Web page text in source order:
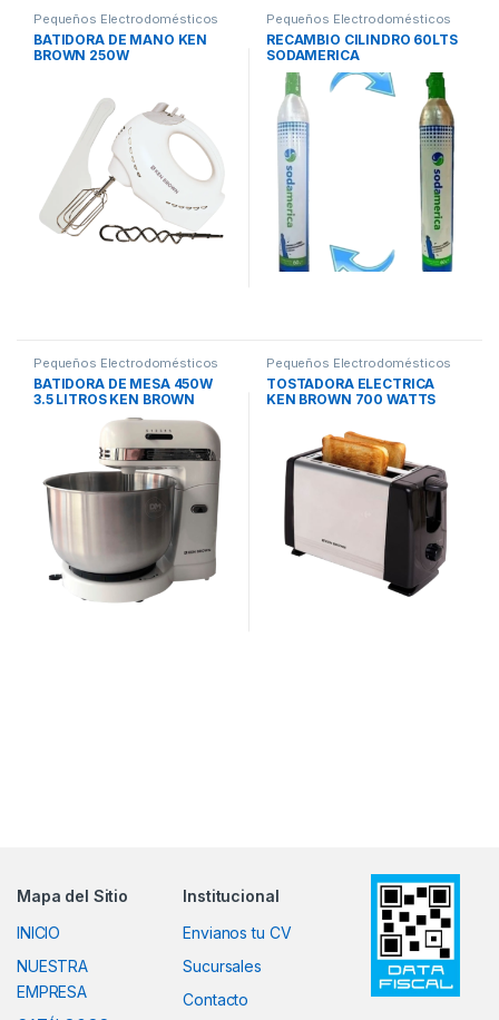
Pequeños Electrodomésticos
BATIDORA DE MANO KEN
BROWN 250W
Pequeños Electrodomésticos
RECAMBIO CILINDRO 60LTS
SODAMERICA
Pequeños Electrodomésticos
BATIDORA DE MESA 450W
3.5 LITROS KEN BROWN
Pequeños Electrodomésticos
TOSTADORA ELECTRICA
KEN BROWN 700 WATTS
Mapa del Sitio
INICIO
NUESTRA
EMPRESA
Institucional
Envianos tu CV
Sucursales
Contacto